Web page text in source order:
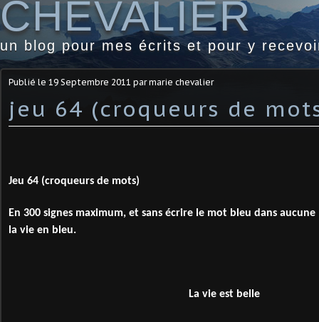
CHEVALIER
un blog pour mes écrits et pour y
Publié le 19 Septembre 2011 par marie chevalier
jeu 64 (croqueurs de
Jeu 64 (croqueurs de mots)
En 300 signes maximum, et sans écrire le mot bleu dans aucune
la vie en bleu.
La vie est belle